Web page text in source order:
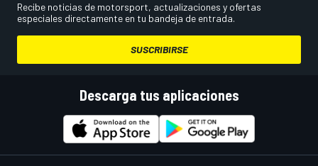
Recibe noticias de motorsport, actualizaciones y ofertas
especiales directamente en tu bandeja de entrada.
SUSCRIBIRSE
Descarga tus aplicaciones